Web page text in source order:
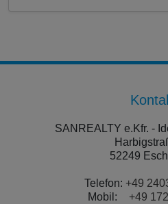
SANREALTY e.Kfr. -
52249
Telefon: +49
Mobil:
+49